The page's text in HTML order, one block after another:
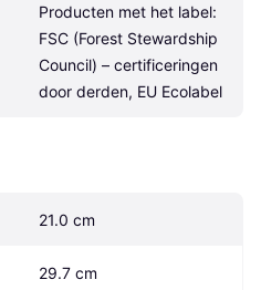
Producten met het label:
FSC (Forest Stewardship
Council) – certificeringen
door derden, EU Ecolabel
21.0 cm
29.7 cm